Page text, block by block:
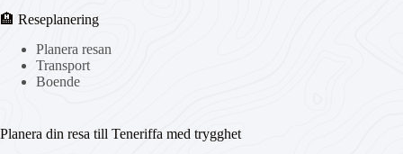
🏨 Reseplanering
Planera resan
Transport
Boende
Planera din resa till Teneriffa med trygghet